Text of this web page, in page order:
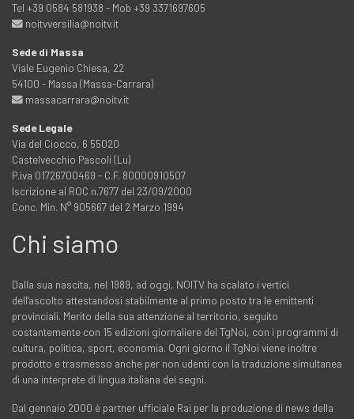
Tel +39 0584 581938 - Mob +39 3371697605
noitvversilia@noitv.it
Sede di Massa
Viale Eugenio Chiesa, 22
54100 - Massa (Massa-Carrara)
massacarrara@noitv.it
Sede Legale
Via del Ciocco, 6 55020
Castelvecchio Pascoli (Lu)
P.iva 01726700469 - C.F. 80000910507
Iscrizione al ROC n.7677 del 23/09/2000
Conc. Min. N° 905667 del 2 Marzo 1994
Chi siamo
Dalla sua nascita, nel 1989, ad oggi, NOITV ha scalato i vertici
dell'ascolto attestandosi stabilmente al primo posto tra le emittenti
provinciali. Merito della sua attenzione al territorio, seguito
costantemente con 15 edizioni giornaliere del TgNoi, con i programmi di
cultura, politica, sport, economia. Ogni giorno il TgNoi viene inoltre
prodotto e trasmesso anche per non udenti con la traduzione simultanea
di una interprete di lingua italiana dei segni.
Dal gennaio 2000 è partner ufficiale Rai per la produzione di news della